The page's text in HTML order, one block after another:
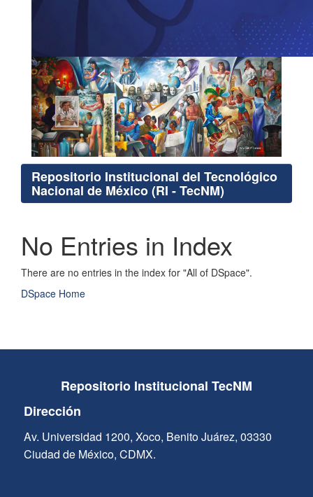
Repositorio Institucional del Tecnológico
Nacional de México (RI - TecNM)
No Entries in Index
There are no entries in the index for "All of DSpace".
DSpace Home
Repositorio Institucional TecNM
Dirección
Av. Universidad 1200, Xoco, Benito Juárez, 03330
Ciudad de México, CDMX.